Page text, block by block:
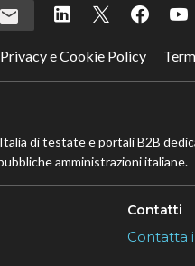
Privacy e Cookie Policy
di testate e portali B2B
amministrazioni italiane.
Contatti
Contatta